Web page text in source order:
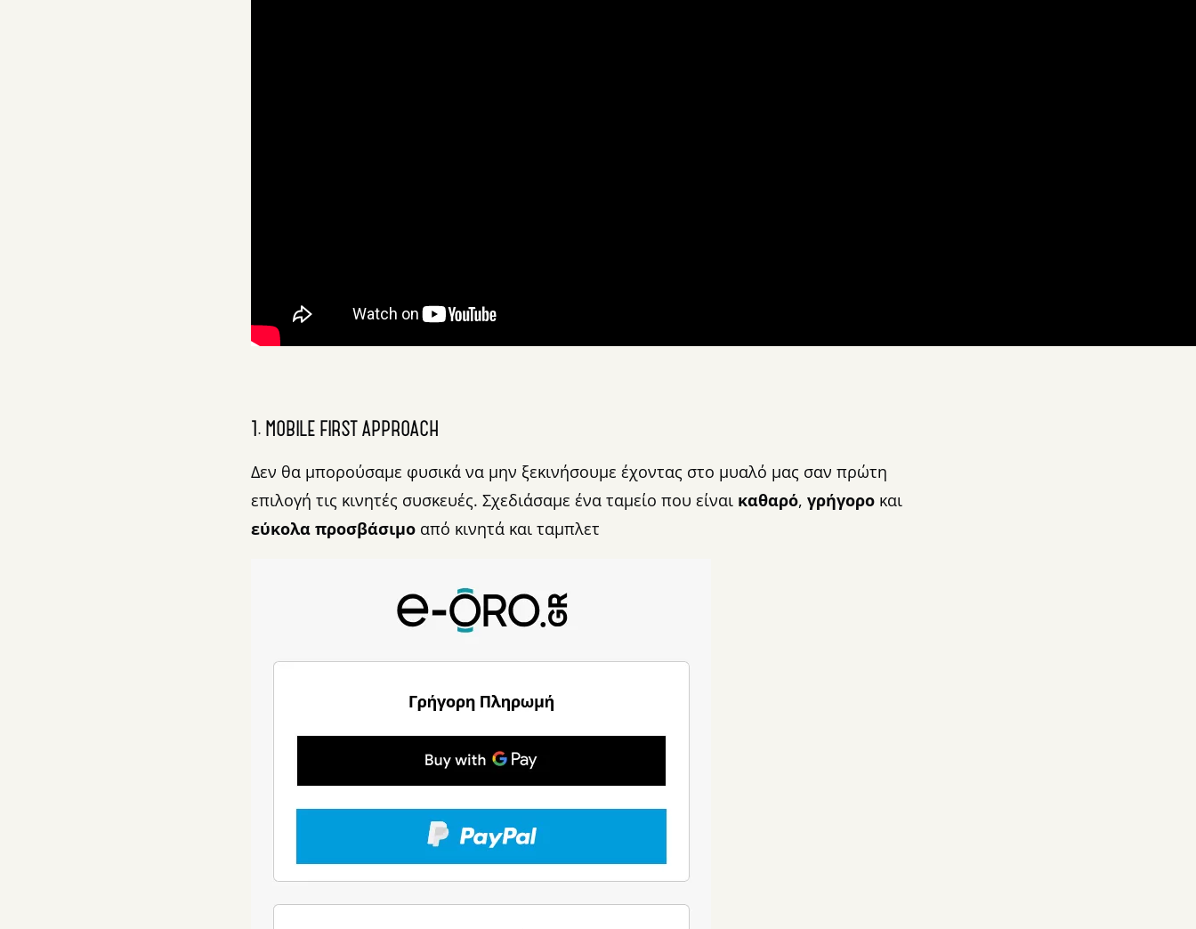
1. MOBILE FIRST APPROACH
Δεν θα μπορούσαμε φυσικά να μην ξεκινήσουμε έχοντας στο μυαλό μας σαν πρώτη
επιλογή τις κινητές συσκευές. Σχεδιάσαμε ένα ταμείο που είναι καθαρό, γρήγορο και
εύκολα προσβάσιμο από κινητά και ταμπλετ